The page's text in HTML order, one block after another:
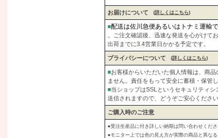
お届けについて (詳しくはこちら)
■配送は佐川急便あるいはトナミ運輸
。ご注文確認後、迅速な発送を心がけて
出荷までに3.4営業日かかる予定です。
プライバシーについて (詳しくはこちら)
■お客様からいただいた個人情報は、商
ません。責任をもって安全に蓄積・保管
■当ショップはSSLというセキュリティ
送信されますので、どうぞご安心くださ
ご購入時のご注意
●受注生産品に付き詳しい納期は問い合わせくだ
●モニター上では色の見え方が実際の商品と異な